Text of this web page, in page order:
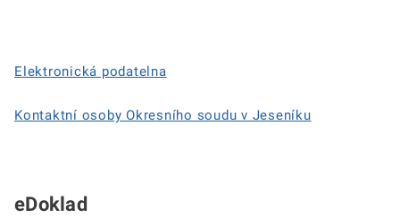
Elektronická podatelna
Kontaktní osoby Okresního soudu v Jeseníku
eDoklad